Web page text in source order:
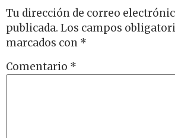
Tu dirección de correo
publicada. Los campos
marcados con *
Comentario *